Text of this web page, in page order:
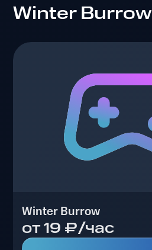
Winter Burrow
Winter Burrow
от 19 ₽/час